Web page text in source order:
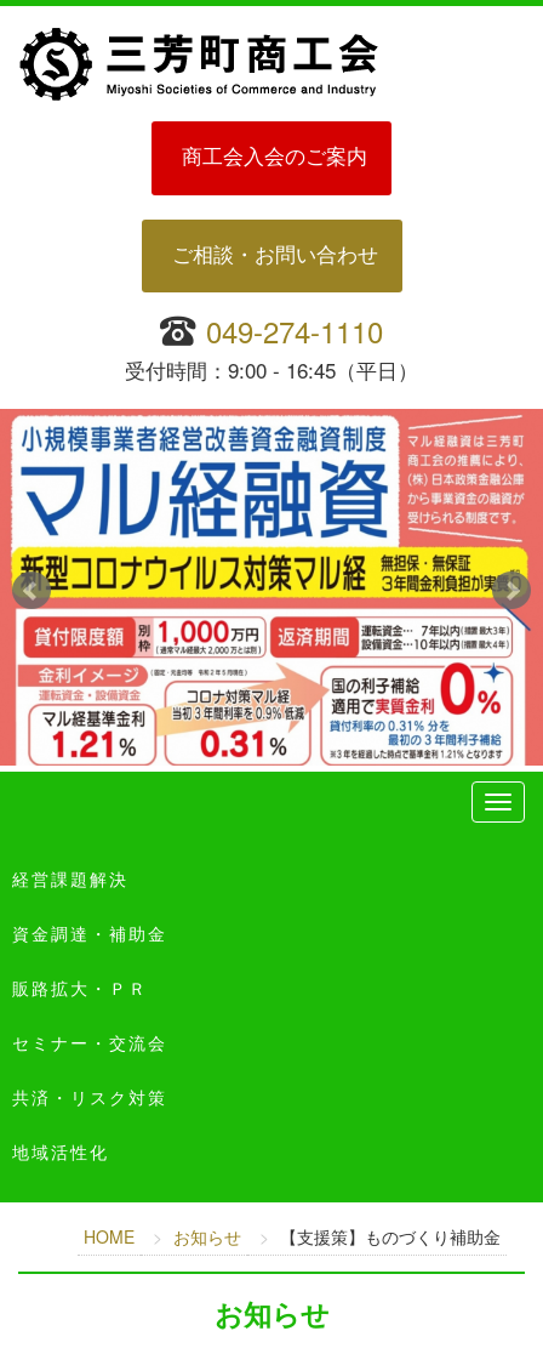
商工会入会のご案内
ご相談・お問い合わせ
049-274-1110
受付時間：9:00 - 16:45（平日）
経営課題解決
資金調達・補助金
販路拡大・ＰＲ
セミナー・交流会
共済・リスク対策
地域活性化
HOME お知らせ 【支援策】ものづくり補助金
お知らせ